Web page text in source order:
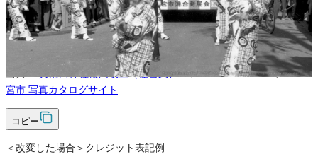
クレジット表記
必須
クレジット表記例
真清田神社楼門竣工（住吉踊）2 ” , CC BY-NC-SA 4.0, via一
宮市 写真カタログサイト
コピー
＜改変した場合＞クレジット表記例